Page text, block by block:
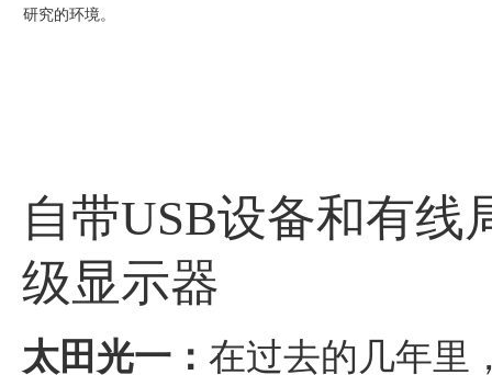
研究的环境。
自带USB设备和有线
级显示器
太田光一： 在过去的几年里